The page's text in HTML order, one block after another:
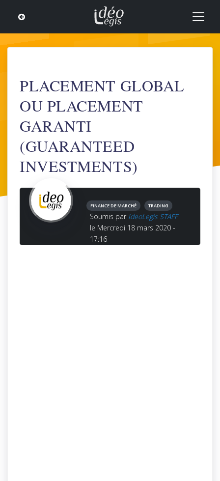
PLACEMENT GLOBAL
OU PLACEMENT
GARANTI
(GUARANTEED
INVESTMENTS)
FINANCE DE MARCHÉ TRADING
Soumis par IdeoLegis STAFF
le Mercredi 18 mars 2020 -
17:16